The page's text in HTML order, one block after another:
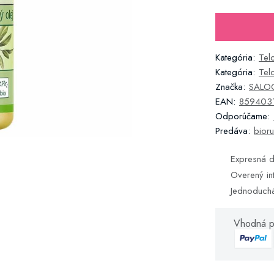
Kategória:
Kategória:
Značka:
EAN:
Odporúčame:
Predáva:
Expresná
Overený
Vhodná